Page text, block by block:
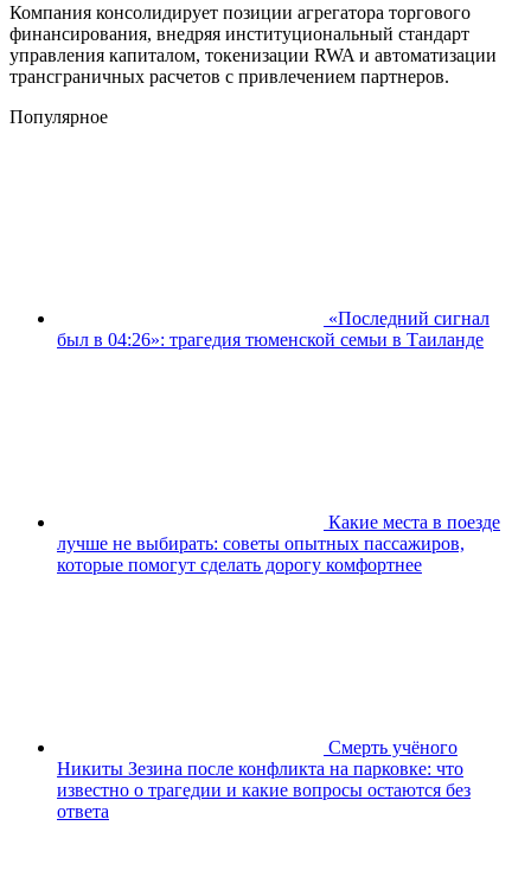
Компания консолидирует позиции агрегатора торгового
финансирования, внедряя институциональный стандарт
управления капиталом, токенизации RWA и автоматизации
трансграничных расчетов с привлечением партнеров.
Популярное
«Последний сигнал
был в 04:26»: трагедия тюменской семьи в Таиланде
Какие места в поезде
лучше не выбирать: советы опытных пассажиров,
которые помогут сделать дорогу комфортнее
Смерть учёного
Никиты Зезина после конфликта на парковке: что
известно о трагедии и какие вопросы остаются без
ответа